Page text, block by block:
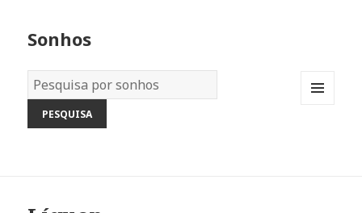
Sonhos
Dicionário
dos
Sonhos: